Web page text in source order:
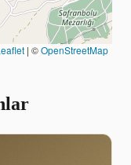
| ©OpenStreetMap